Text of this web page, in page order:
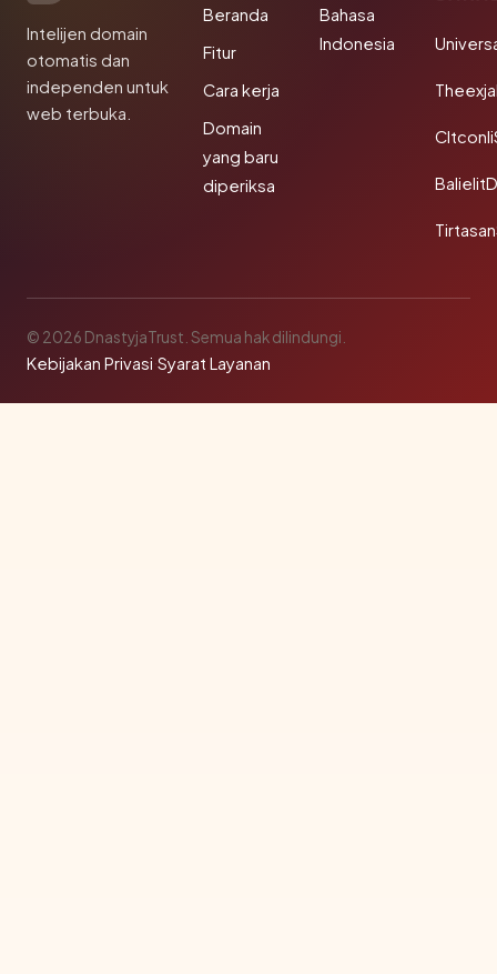
Intelijen domain
otomatis dan
independen untuk
web terbuka.
Beranda
Fitur
Cara kerja
Domain
yang baru
diperiksa
Bahasa
Indonesia
© 2026 DnastyjaTrust. Semua hak dilindungi.
Kebijakan Privasi·Syarat Layanan